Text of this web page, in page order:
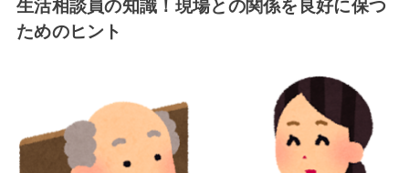
生活相談員の知識！現場との関係を良好に保つ
ためのヒント